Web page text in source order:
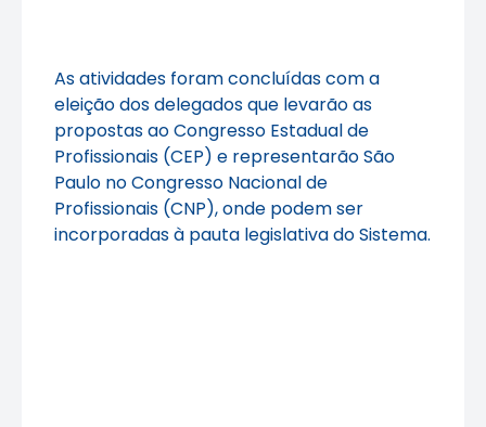
As atividades foram concluídas com a
eleição dos delegados que levarão as
propostas ao Congresso Estadual de
Profissionais (CEP) e representarão São
Paulo no Congresso Nacional de
Profissionais (CNP), onde podem ser
incorporadas à pauta legislativa do Sistema.